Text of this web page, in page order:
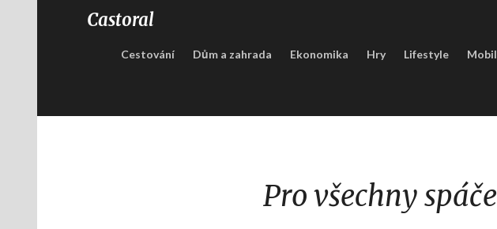
Castoral
Cestování Dům a zahrada Ekonomika Hry Lifestyle Mobil
Pro všechny spáče